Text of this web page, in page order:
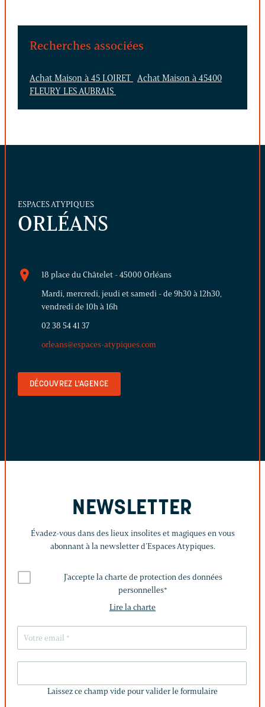
Recherches associées
Achat Maison à 45 LOIRET
Achat Maison à 45400
FLEURY LES AUBRAIS
ESPACES ATYPIQUES
ORLÉANS
18 place du Châtelet - 45000 Orléans
Mardi, mercredi, jeudi et samedi - de 9h30 à 12h30,
vendredi de 10h à 16h
02 38 54 41 37
orleans@espaces-atypiques.com
DÉCOUVREZ L'AGENCE
NEWSLETTER
Évadez-vous dans des lieux insolites et magiques en vous
abonnant à la newsletter d’Espaces Atypiques.
J'accepte la charte de protection des données
personnelles*
Lire la charte
CHAMP
Laissez ce champ vide pour valider le formulaire